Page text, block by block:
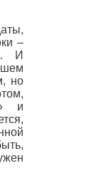
–
И
но
и